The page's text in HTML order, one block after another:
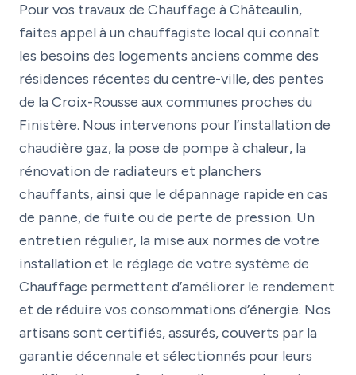
Pour vos travaux de Chauffage à Châteaulin,
faites appel à un chauffagiste local qui connaît
les besoins des logements anciens comme des
résidences récentes du centre-ville, des pentes
de la Croix-Rousse aux communes proches du
Finistère. Nous intervenons pour l’installation de
chaudière gaz, la pose de pompe à chaleur, la
rénovation de radiateurs et planchers
chauffants, ainsi que le dépannage rapide en cas
de panne, de fuite ou de perte de pression. Un
entretien régulier, la mise aux normes de votre
installation et le réglage de votre système de
Chauffage permettent d’améliorer le rendement
et de réduire vos consommations d’énergie. Nos
artisans sont certifiés, assurés, couverts par la
garantie décennale et sélectionnés pour leurs